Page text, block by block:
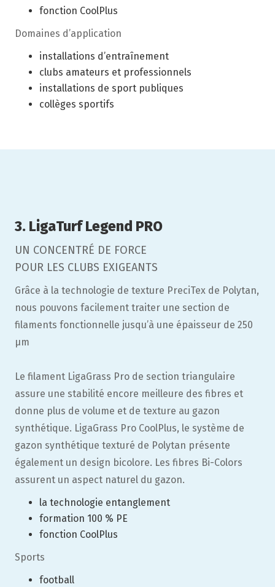
fonction CoolPlus
Domaines d’application
installations d’entraînement
clubs amateurs et professionnels
installations de sport publiques
collèges sportifs
3. LigaTurf Legend PRO
UN CONCENTRÉ DE FORCE
POUR LES CLUBS EXIGEANTS
Grâce à la technologie de texture PreciTex de Polytan,
nous pouvons facilement traiter une section de
filaments fonctionnelle jusqu’à une épaisseur de 250
µm
Le filament LigaGrass Pro de section triangulaire
assure une stabilité encore meilleure des fibres et
donne plus de volume et de texture au gazon
synthétique. LigaGrass Pro CoolPlus, le système de
gazon synthétique texturé de Polytan présente
également un design bicolore. Les fibres Bi-Colors
assurent un aspect naturel du gazon.
la technologie entanglement
formation 100 % PE
fonction CoolPlus
Sports
football